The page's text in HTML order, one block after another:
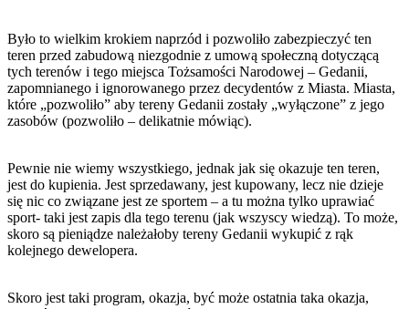
Było to wielkim krokiem naprzód i pozwoliło zabezpieczyć ten
teren przed zabudową niezgodnie z umową społeczną dotyczącą
tych terenów i tego miejsca Tożsamości Narodowej – Gedanii,
zapomnianego i ignorowanego przez decydentów z Miasta. Miasta,
które „pozwoliło” aby tereny Gedanii zostały „wyłączone” z jego
zasobów (pozwoliło – delikatnie mówiąc).
Pewnie nie wiemy wszystkiego, jednak jak się okazuje ten teren,
jest do kupienia. Jest sprzedawany, jest kupowany, lecz nie dzieje
się nic co związane jest ze sportem – a tu można tylko uprawiać
sport- taki jest zapis dla tego terenu (jak wszyscy wiedzą). To może,
skoro są pieniądze należałoby tereny Gedanii wykupić z rąk
kolejnego dewelopera.
Skoro jest taki program, okazja, być może ostatnia taka okazja,